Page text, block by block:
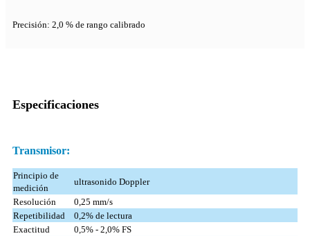
Precisión: 2,0 % de rango calibrado
Especificaciones
Transmisor:
Principio de
medición
ultrasonido Doppler
Resolución
0,25 mm/s
Repetibilidad
0,2% de lectura
Exactitud
0,5% - 2,0% FS